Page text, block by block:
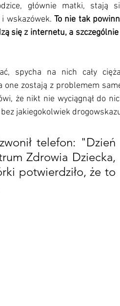
głównie matki, stają
wskazówek. To nie tak
się z internetu, a szczególnie
spycha na nich cały
zostają z problemem
że nikt nie wyciągnął do
jakiegokolwiek
telefon: "Dzień
Zdrowia Dziecka,
potwierdziło, że to